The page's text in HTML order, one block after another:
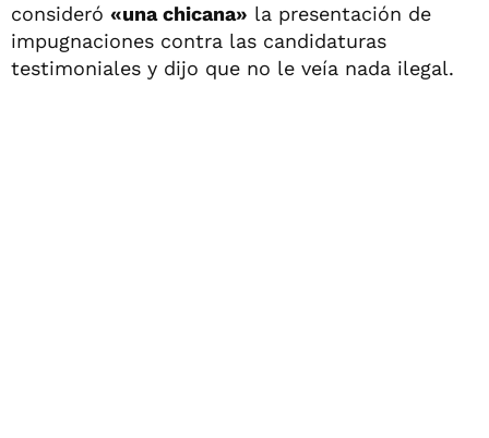
consideró «una chicana» la presentación de
impugnaciones contra las candidaturas
testimoniales y dijo que no le veía nada ilegal.